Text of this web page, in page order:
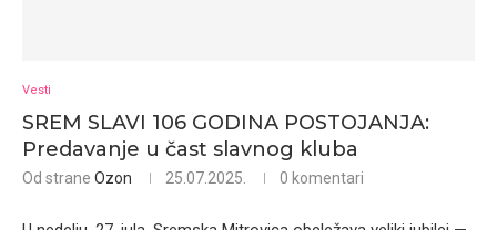
Vesti
SREM SLAVI 106 GODINA POSTOJANJA:
Predavanje u čast slavnog kluba
Od strane Ozon 25.07.2025. 0 komentari